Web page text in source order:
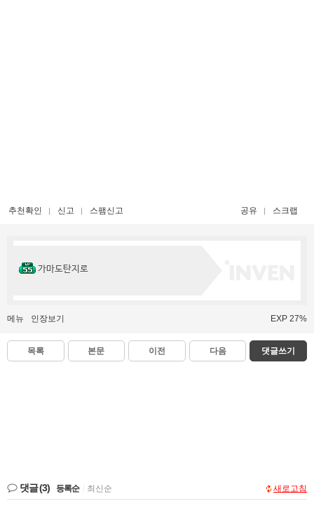
추천확인 신고 스팸신고 공유 스크랩
가마도탄지로
메뉴 인장보기 EXP 27%
목록 본문 이전 다음 댓글쓰기
댓글(3) 등록순 최신순 새로고침